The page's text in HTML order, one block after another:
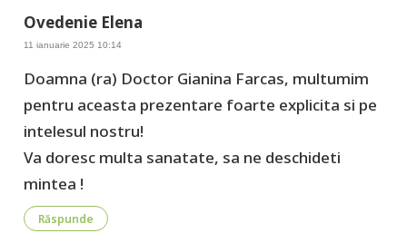
Ovedenie Elena
11 ianuarie 2025 10:14
Doamna (ra) Doctor Gianina Farcas, multumim
pentru aceasta prezentare foarte explicita si pe
intelesul nostru!
Va doresc multa sanatate, sa ne deschideti
mintea !
Răspunde